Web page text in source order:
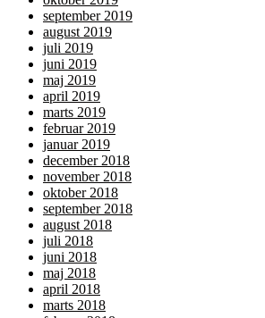
september 2019
august 2019
juli 2019
juni 2019
maj 2019
april 2019
marts 2019
februar 2019
januar 2019
december 2018
november 2018
oktober 2018
september 2018
august 2018
juli 2018
juni 2018
maj 2018
april 2018
marts 2018